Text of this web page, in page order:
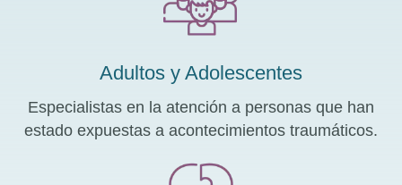
Adultos y Adolescentes
Especialistas en la atención a personas que han
estado expuestas a acontecimientos traumáticos.